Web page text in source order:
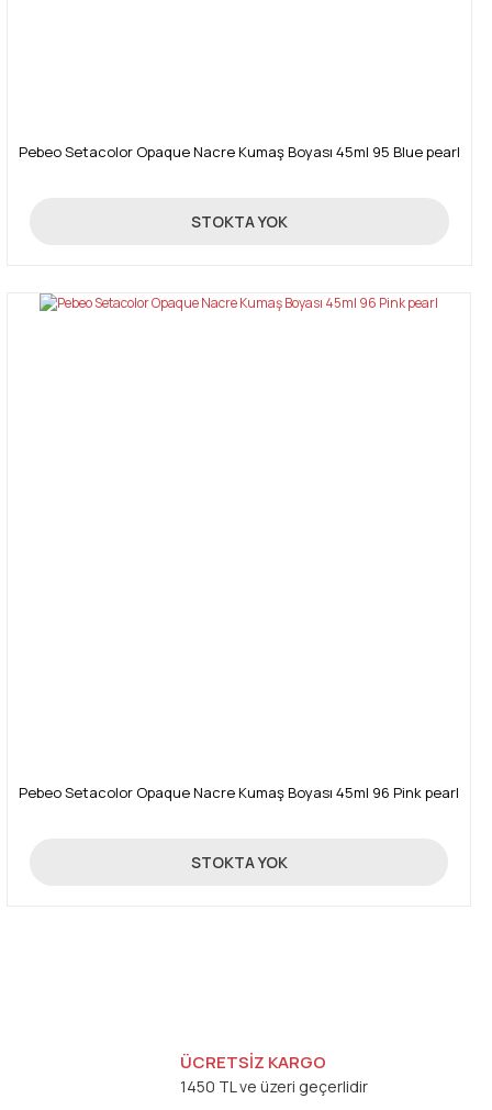
Pebeo Setacolor Opaque Nacre Kumaş Boyası 45ml 95 Blue pearl
270,00 TL
STOKTA YOK
Pebeo Setacolor Opaque Nacre Kumaş Boyası 45ml 96 Pink pearl
270,00 TL
STOKTA YOK
ÜCRETSİZ KARGO
1450 TL ve üzeri geçerlidir